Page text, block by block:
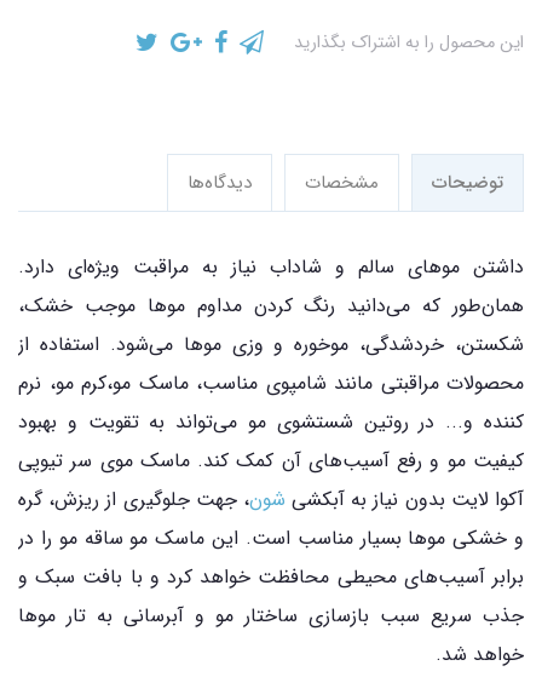
این محصول را به اشتراک بگذارید
توضیحات مشخصات دیدگاه‌ها
داشتن موهای سالم و شاداب نیاز به مراقبت ویژه‌ای دارد.
همان‌طور که می‌دانید رنگ کردن مداوم موها موجب خشک،
شکستن، خردشدگی، موخوره و وزی موها می‌شود. استفاده از
محصولات مراقبتی مانند شامپوی مناسب، ماسک مو،کرم مو، نرم
کننده و... در روتین شستشوی مو می‌تواند به تقویت و بهبود
کیفیت مو و رفع آسیب‌های آن کمک کند. ماسک موی سر تیوپی
آکوا لایت بدون نیاز به آبکشی شون، جهت جلوگیری از ریزش، گره
و خشکی موها بسیار مناسب است. این ماسک مو ساقه مو را در
برابر آسیب‌های محیطی محافظت خواهد کرد و با بافت سبک و
جذب سریع سبب بازسازی ساختار مو و آبرسانی به تار موها
خواهد شد.